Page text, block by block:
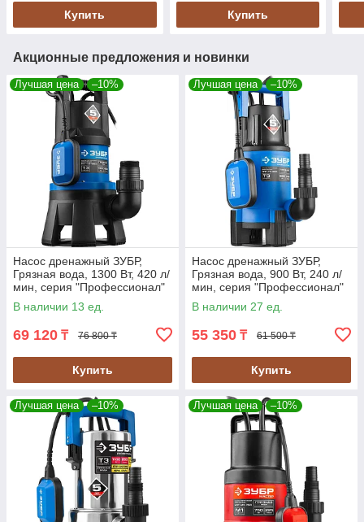
Купить Купить
Акционные предложения и новинки
Лучшая цена –10%
Насос дренажный ЗУБР,
Грязная вода, 1300 Вт, 420 л/
мин, серия "Профессионал"
(НПГ-Т3-1300)
В наличии 13 ед.
69 120 ₸ 76 800 ₸
Купить
Лучшая цена –10%
Насос дренажный ЗУБР,
Грязная вода, 900 Вт, 240 л/
мин, серия "Профессионал"
(НПГ-Т3-900)
В наличии 27 ед.
55 350 ₸ 61 500 ₸
Купить
Лучшая цена –10% Лучшая цена –10%